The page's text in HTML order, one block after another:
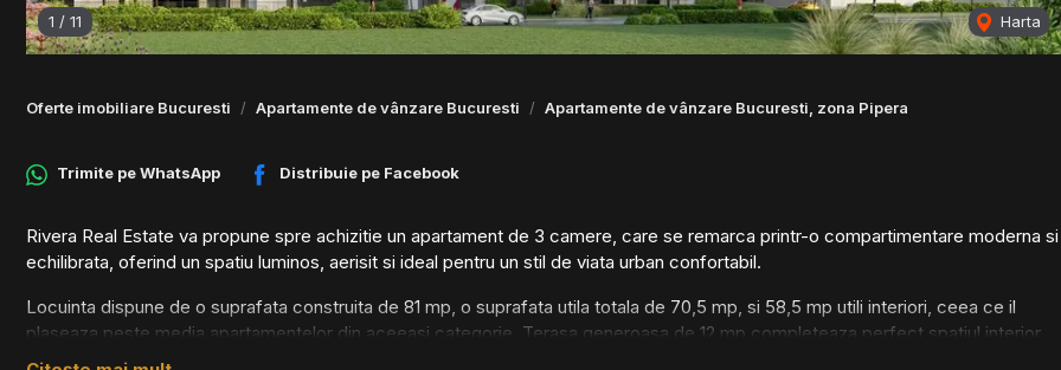
1 / 11 Harta
Oferte imobiliare Bucuresti Apartamente de vânzare Bucuresti Apartamente de vânzare Bucuresti, zona Pipera
Trimite peWhatsApp Distribuie pe Facebook
Rivera Real Estate va propune spre achizitie un apartament de 3 camere, care se remarca printr-o compartimentare moderna si
echilibrata, oferind un spatiu luminos, aerisit si ideal pentru un stil de viata urban confortabil.
Locuinta dispune de o suprafata construita de 81 mp, o suprafata utila totala de 70,5 mp, si 58,5 mp utili interiori, ceea ce il
plaseaza peste media apartamentelor din aceeasi categorie. Terasa generoasa de 12 mp completeaza perfect spatiul interior,
adaugand un loc ideal pentru relaxare in aer liber.